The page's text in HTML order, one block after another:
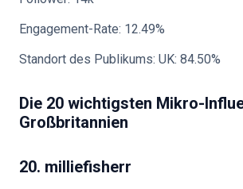
Engagement-Rate: 12.49%
Standort des Publikums: UK: 84.50%
Die 20 wichtigsten Mikro-
Großbritannien
20. milliefisherr